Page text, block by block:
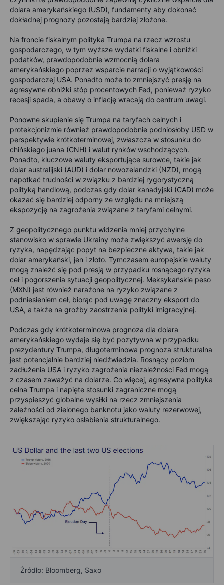
dolara amerykańskiego (USD), fundamenty aby dokonać
dokładnej prognozy pozostają bardziej złożone.
Na froncie fiskalnym polityka Trumpa na rzecz wzrostu
gospodarczego, w tym wyższe wydatki fiskalne i obniżki
podatków, prawdopodobnie wzmocnią dolara
amerykańskiego poprzez wsparcie narracji o wyjątkowości
gospodarczej USA. Ponadto może to zmniejszyć presję na
agresywne obniżki stóp procentowych Fed, ponieważ ryzyko
recesji spada, a obawy o inflację wracają do centrum uwagi.
Ponowne skupienie się Trumpa na taryfach celnych i
protekcjonizmie również prawdopodobnie podniosłoby USD w
perspektywie krótkoterminowej, zwłaszcza w stosunku do
chińskiego juana (CNH) i walut rynków wschodzących.
Ponadto, kluczowe waluty eksportujące surowce, takie jak
dolar australijski (AUD) i dolar nowozelandzki (NZD), mogą
napotkać trudności w związku z bardziej rygorystyczną
polityką handlową, podczas gdy dolar kanadyjski (CAD) może
okazać się bardziej odporny ze względu na mniejszą
ekspozycję na zagrożenia związane z taryfami celnymi.
Z geopolitycznego punktu widzenia mniej przychylne
stanowisko w sprawie Ukrainy może zwiększyć awersję do
ryzyka, napędzając popyt na bezpieczne aktywa, takie jak
dolar amerykański, jen i złoto. Tymczasem europejskie waluty
mogą znaleźć się pod presją w przypadku rosnącego ryzyka
ceł i pogorszenia sytuacji geopolitycznej. Meksykańskie peso
(MXN) jest również narażone na ryzyko związane z
podniesieniem ceł, biorąc pod uwagę znaczny eksport do
USA, a także na groźby zaostrzenia polityki imigracyjnej.
Podczas gdy krótkoterminowa prognoza dla dolara
amerykańskiego wydaje się być pozytywna w przypadku
prezydentury Trumpa, długoterminowa prognoza strukturalna
jest potencjalnie bardziej niedźwiedzia. Rosnący poziom
zadłużenia USA i ryzyko zagrożenia niezależności Fed mogą
z czasem zaważyć na dolarze. Co więcej, agresywna polityka
celna Trumpa i napięte stosunki zagraniczne mogą
przyspieszyć globalne wysiłki na rzecz zmniejszenia
zależności od zielonego banknotu jako waluty rezerwowej,
zwiększając ryzyko osłabienia strukturalnego.
Źródło: Bloomberg, Saxo